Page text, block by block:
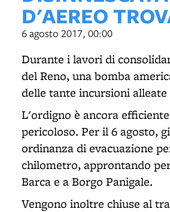
D'AEREO
6 agosto 2017, 00:00
Durante i lavori di
del Reno, una bomba
delle tante incursioni
L'ordigno è ancora
pericoloso. Per il 6 agosto,
ordinanza di evacuazione
chilometro, approntando
Barca e a Borgo Panigale.
Vengono inoltre chiuse al